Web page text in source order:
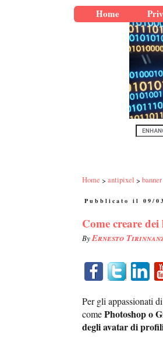
Home
Home antipixel banner
Pubblicato il 09/
Come creare
ByErnesto
Per gli appassionati
comePhotoshop o
degli avatar di